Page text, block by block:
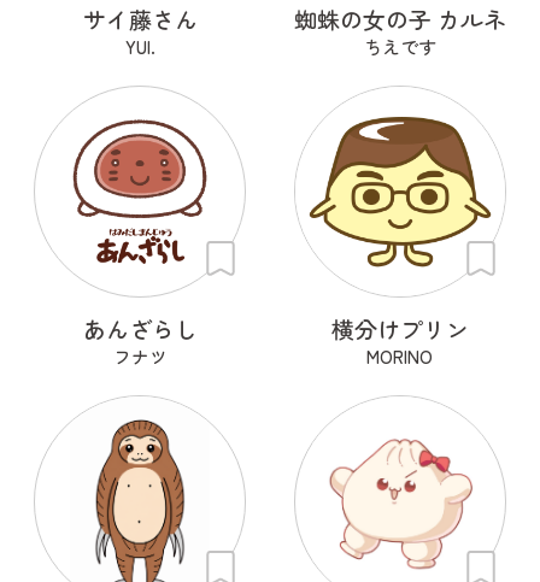
サイ藤さん
YUI.
蜘蛛の女の子 カルネ
ちえです
あんざらし
フナツ
横分けプリン
MORINO